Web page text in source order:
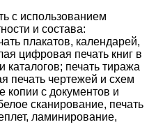
с использованием
и состава:
плакатов, календарей,
цифровая печать книг в
печать тиража
печать чертежей и схем
с документов и
сканирование, печать
ламинирование,